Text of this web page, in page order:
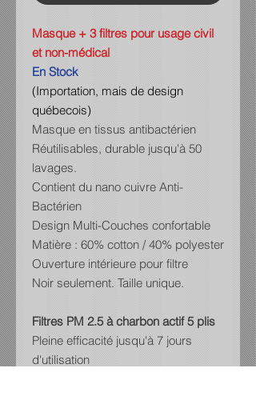
Masque + 3 filtres pour usage civil
et non-médical
En Stock
(Importation, mais de design
québecois)
Masque en tissus antibactérien
Réutilisables, durable jusqu'à 50
lavages.
Contient du nano cuivre Anti-
Bactérien
Design Multi-Couches confortable
Matière : 60% cotton / 40% polyester
Ouverture intérieure pour filtre
Noir seulement. Taille unique.
Filtres PM 2.5 à charbon actif 5 plis
Pleine efficacité jusqu'à 7 jours
d'utilisation